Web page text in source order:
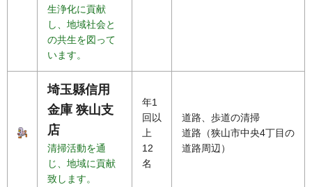
生浄化に貢献
し、地域社会と
の共生を図って
います。
埼玉縣信用
金庫 狭山支
店
清掃活動を通
じ、地域に貢献
致します。
年1
回以
上
12
名
道路、歩道の清掃
道路（狭山市中央4丁目の
道路周辺）